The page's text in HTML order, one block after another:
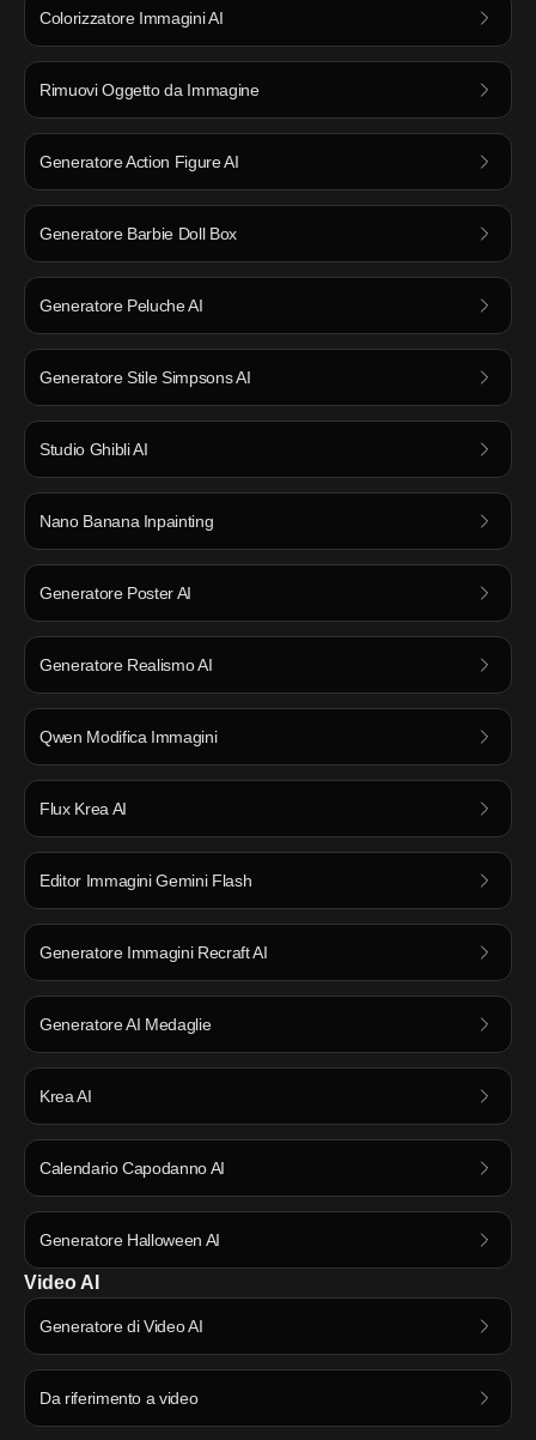
Colorizzatore Immagini AI
Rimuovi Oggetto da Immagine
Generatore Action Figure AI
Generatore Barbie Doll Box
Generatore Peluche AI
Generatore Stile Simpsons AI
Studio Ghibli AI
Nano Banana Inpainting
Generatore Poster AI
Generatore Realismo AI
Qwen Modifica Immagini
Flux Krea AI
Editor Immagini Gemini Flash
Generatore Immagini Recraft AI
Generatore AI Medaglie
Krea AI
Calendario Capodanno AI
Generatore Halloween AI
Video AI
Generatore di Video AI
Da riferimento a video